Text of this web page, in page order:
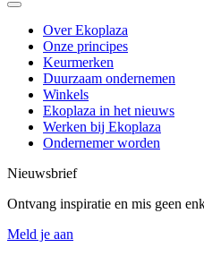
Over Ekoplaza
Onze principes
Keurmerken
Duurzaam ondernemen
Winkels
Ekoplaza in het nieuws
Werken bij Ekoplaza
Ondernemer worden
Nieuwsbrief
Ontvang inspiratie en mis geen
Meld je aan